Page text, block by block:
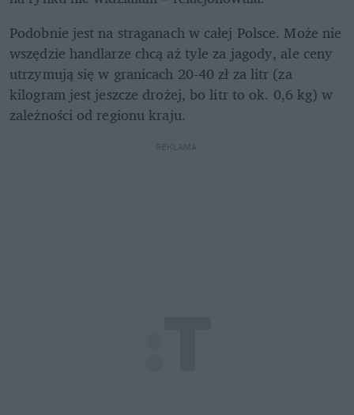
Podobnie jest na straganach w całej Polsce. Może nie
wszędzie handlarze chcą aż tyle za jagody, ale ceny
utrzymują się w granicach 20-40 zł za litr (za
kilogram jest jeszcze drożej, bo litr to ok. 0,6 kg) w
zależności od regionu kraju.
REKLAMA